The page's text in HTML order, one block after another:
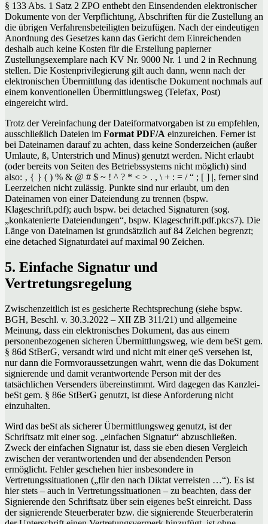
§ 133 Abs. 1 Satz 2 ZPO enthebt den Einsendenden elektronischer
Dokumente von der Verpflichtung, Abschriften für die Zustellung an
die übrigen Verfahrensbeteiligten beizufügen. Nach der eindeutigen
Anordnung des Gesetzes kann das Gericht dem Einreichenden
deshalb auch keine Kosten für die Erstellung papierner
Zustellungsexemplare nach KV Nr. 9000 Nr. 1 und 2 in Rechnung
stellen. Die Kostenprivilegierung gilt auch dann, wenn nach der
elektronischen Übermittlung das identische Dokument nochmals auf
einem konventionellen Übermittlungsweg (Telefax, Post)
eingereicht wird.
Trotz der Vereinfachung der Dateiformatvorgaben ist zu empfehlen,
ausschließlich Dateien im Format PDF/A einzureichen. Ferner ist
bei Dateinamen darauf zu achten, dass keine Sonderzeichen (außer
Umlaute, ß, Unterstrich und Minus) genutzt werden. Nicht erlaubt
(oder bereits von Seiten des Betriebssystems nicht möglich) sind
also: ‚ { } ( ) % & @ # $ ~ ! ^ ? * < > . , \ + : = / “ ; [ ] |, ferner sind
Leerzeichen nicht zulässig. Punkte sind nur erlaubt, um den
Dateinamen von einer Dateiendung zu trennen (bspw.
Klageschrift.pdf); auch bspw. bei detached Signaturen (sog.
„konkatenierte Dateiendungen“, bspw. Klageschrift.pdf.pkcs7). Die
Länge von Dateinamen ist grundsätzlich auf 84 Zeichen begrenzt;
eine detached Signaturdatei auf maximal 90 Zeichen.
5. Einfache Signatur und
Vertretungsregelung
Zwischenzeitlich ist es gesicherte Rechtsprechung (siehe bspw.
BGH, Beschl. v. 30.3.2022 – XII ZB 311/21) und allgemeine
Meinung, dass ein elektronisches Dokument, das aus einem
personenbezogenen sicheren Übermittlungsweg, wie dem beSt gem.
§ 86d StBerG, versandt wird und nicht mit einer qeS versehen ist,
nur dann die Formvoraussetzungen wahrt, wenn die das Dokument
signierende und damit verantwortende Person mit der des
tatsächlichen Versenders übereinstimmt. Wird dagegen das Kanzlei-
beSt gem. § 86e StBerG genutzt, ist diese Anforderung nicht
einzuhalten.
Wird das beSt als sicherer Übermittlungsweg genutzt, ist der
Schriftsatz mit einer sog. „einfachen Signatur“ abzuschließen.
Zweck der einfachen Signatur ist, dass sie eben diesen Vergleich
zwischen der verantwortenden und der absendenden Person
ermöglicht. Fehler geschehen hier insbesondere in
Vertretungssituationen („für den nach Diktat verreisten …“). Es ist
hier stets – auch in Vertretungssituationen – zu beachten, dass der
Signierende den Schriftsatz über sein eigenes beSt einreicht. Dass
der signierende Steuerberater bzw. die signierende Steuerberaterin